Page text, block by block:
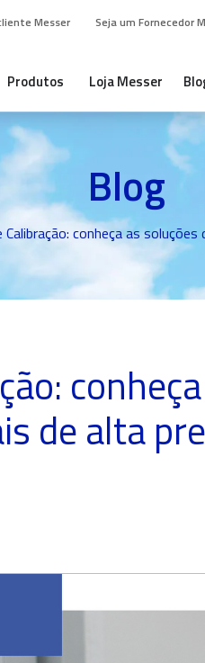
Messer
Seja um Fornecedor
Produtos Loja Messer
Blog
conheça as
de alta